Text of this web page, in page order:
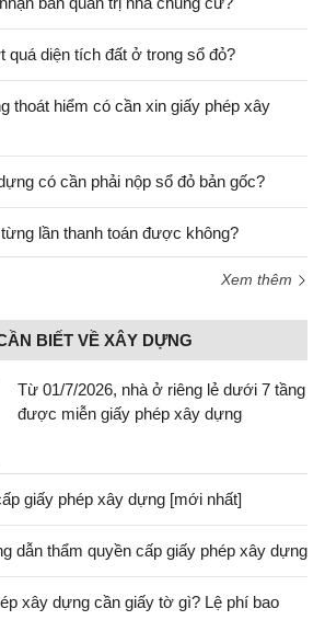
quá diện tích đất ở trong sổ đỏ?
thoát hiểm có cần xin giấy phép xây
có cần phải nộp sổ đỏ bản gốc?
lần thanh toán được không?
Xem thêm
BIẾT VỀ XÂY DỰNG
Từ 01/7/2026, nhà ở riêng lẻ dưới 7 tầng
được miễn giấy phép xây dựng
giấy phép xây dựng [mới nhất]
dẫn thẩm quyền cấp giấy phép xây dựng
xây dựng cần giấy tờ gì? Lệ phí bao